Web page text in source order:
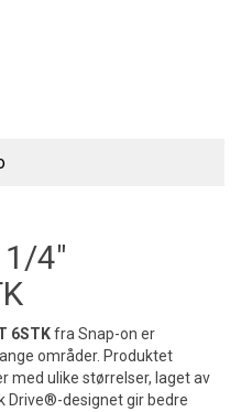
1/4"
6STKfra Snap-on er
områder. Produktet
med ulike størrelser, laget av
Drive®-designet gir bedre